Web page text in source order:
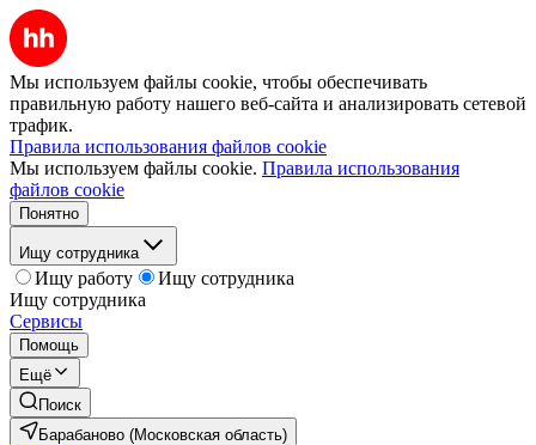
Мы используем файлы cookie, чтобы обеспечивать
правильную работу нашего веб-сайта и анализировать сетевой
трафик.
Правила использования файлов cookie
Мы используем файлы cookie. Правила использования
файлов cookie
Понятно
Ищу сотрудника
Ищу работу
Ищу сотрудника
Ищу сотрудника
Сервисы
Помощь
Ещё
Поиск
Барабаново (Московская область)